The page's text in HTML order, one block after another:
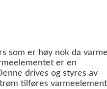
som er høy nok da
er en
drives og styres av
tilføres